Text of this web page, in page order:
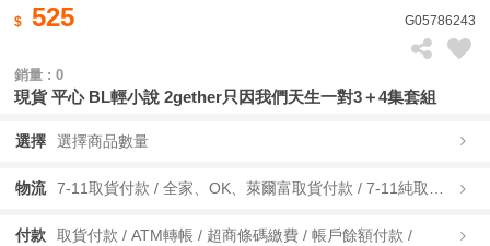
525 G05786243
銷量 : 0
現貨 平心 BL輕小說 2gether只因我們天生一對3＋4集套組
選擇 選擇商品數量
物流
付款 取貨付款 / ATM轉帳 / 超商條碼繳費 / 帳戶餘額付款 /